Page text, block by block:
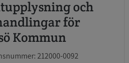
för
Kommun
212000-0092